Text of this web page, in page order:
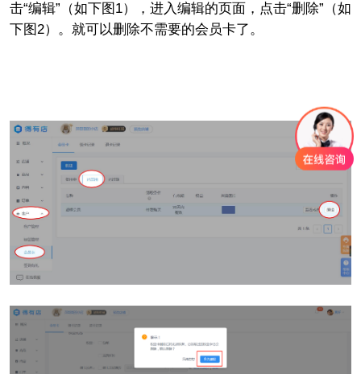
击“编辑”（如下图1），进入编辑的页面，点击“删除”（如
下图2）。就可以删除不需要的会员卡了。